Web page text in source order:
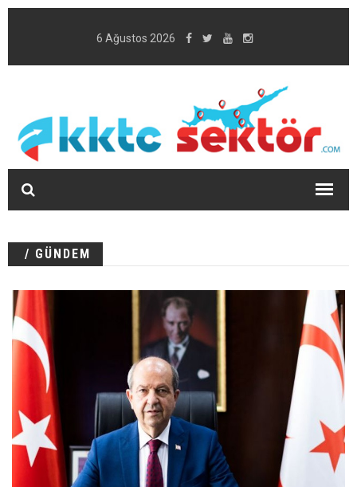
6 Ağustos 2026
/ GÜNDEM